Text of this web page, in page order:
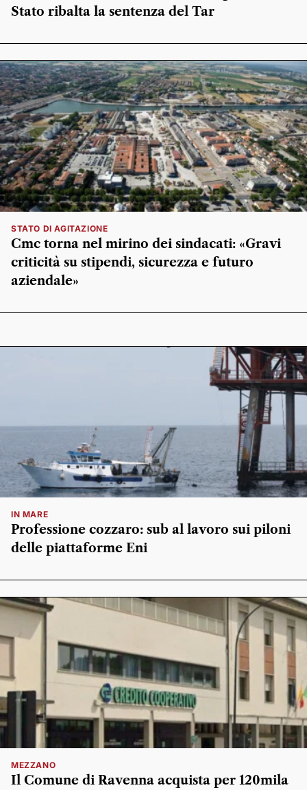
Stato ribalta la sentenza del Tar
STATO DI AGITAZIONE
Cmc torna nel mirino dei sindacati: «Gravi
criticità su stipendi, sicurezza e futuro
aziendale»
IN MARE
Professione cozzaro: sub al lavoro sui piloni
delle piattaforme Eni
MEZZANO
Il Comune di Ravenna acquista per 120mila